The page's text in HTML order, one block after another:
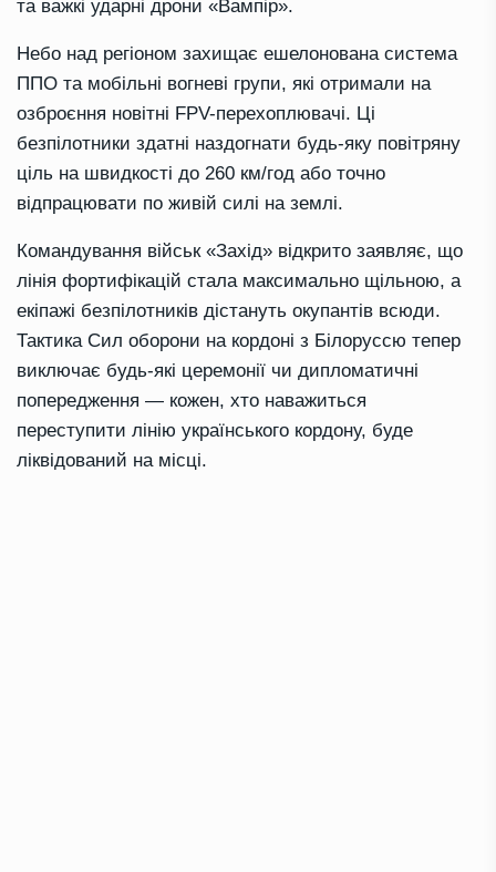
та важкі ударні дрони «Вампір».
Небо над регіоном захищає ешелонована система
ППО та мобільні вогневі групи, які отримали на
озброєння новітні FPV-перехоплювачі. Ці
безпілотники здатні наздогнати будь-яку повітряну
ціль на швидкості до 260 км/год або точно
відпрацювати по живій силі на землі.
Командування військ «Захід» відкрито заявляє, що
лінія фортифікацій стала максимально щільною, а
екіпажі безпілотників дістануть окупантів всюди.
Тактика Сил оборони на кордоні з Білоруссю тепер
виключає будь-які церемонії чи дипломатичні
попередження — кожен, хто наважиться
переступити лінію українського кордону, буде
ліквідований на місці.